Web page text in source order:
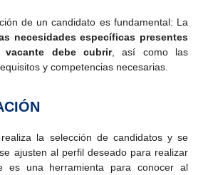
de un candidato es fundamental: La
necesidades específicas presentes
debe cubrir, así como las
y competencias necesarias.
la selección de candidatos y se
ajusten al perfil deseado para realizar
es una herramienta para conocer al